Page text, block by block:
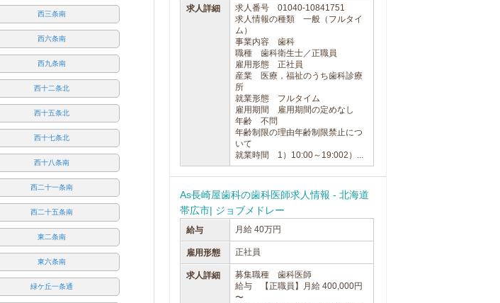
西三条南
西六条南
西九条南
西十二条北
西十五条北
西十七条北
西十八条南
西二十一条南
西二十五条南
東二条南
東六条南
緑ケ丘一条通
求人詳細
求人番号 01040-10841751
求人情報の種類 一般（フルタイ
ム）
事業内容 歯科
職種 歯科衛生士／正職員
雇用形態 正社員
産業 医療，福祉のうち歯科診療
所
就業形態 フルタイム
雇用期間 雇用期間の定めなし
年齢 不問
年齢制限の理由年齢制限禁止につ
いて
就業時間 1）10:00～19:002）...
As長崎屋歯科の歯科医師求人情報 - 北海道
帯広市| ジョブメドレー
給与 月給 40万円
雇用形態 正社員
求人詳細
募集職種 歯科医師
給与 【正職員】月給 400,000円
〜